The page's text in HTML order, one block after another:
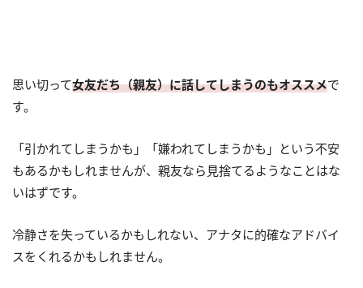
思い切って女友だち（親友）に話してしまうのもオススメで
す。
「引かれてしまうかも」「嫌われてしまうかも」という不安
もあるかもしれませんが、親友なら見捨てるようなことはな
いはずです。
冷静さを失っているかもしれない、アナタに的確なアドバイ
スをくれるかもしれません。